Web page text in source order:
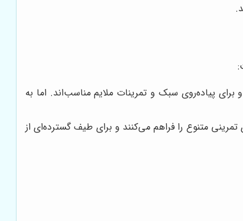
پیاده‌روی سبک و تمرینات ملایم مناسب‌اند. اما به
متنوع را فراهم می‌کنند و برای طیف گسترده‌ای از